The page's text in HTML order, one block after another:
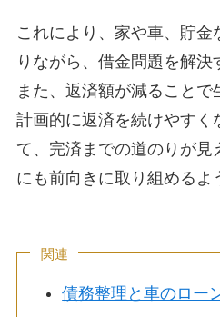
これにより、家や車、貯金
りながら、借金問題を解決
また、返済額が減ることで
計画的に返済を続けやすく
て、完済までの道のりが見
にも前向きに取り組めるよ
関連
債務整理と車のロー